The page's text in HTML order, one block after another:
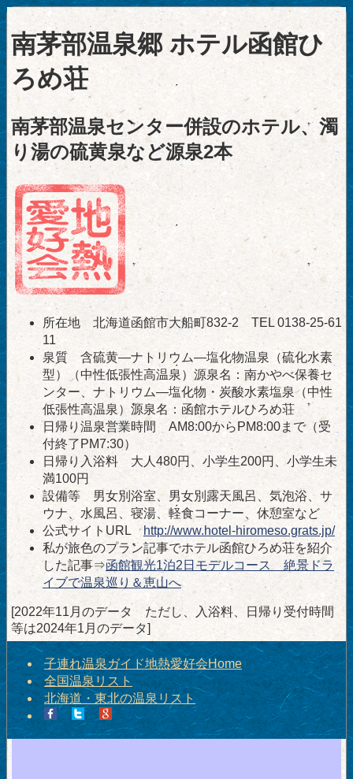
南茅部温泉郷 ホテル函館ひ
ろめ荘
南茅部温泉センター併設のホテル、濁
り湯の硫黄泉など源泉2本
所在地 北海道函館市大船町832-2 TEL 0138-25-61
11
泉質 含硫黄―ナトリウム―塩化物温泉（硫化水素
型）（中性低張性高温泉）源泉名：南かやべ保養セ
ンター、ナトリウム―塩化物・炭酸水素塩泉（中性
低張性高温泉）源泉名：函館ホテルひろめ荘
日帰り温泉営業時間 AM8:00からPM8:00まで（受
付終了PM7:30）
日帰り入浴料 大人480円、小学生200円、小学生未
満100円
設備等 男女別浴室、男女別露天風呂、気泡浴、サ
ウナ、水風呂、寝湯、軽食コーナー、休憩室など
公式サイトURL http://www.hotel-hiromeso.grats.jp/
私が旅色のプラン記事でホテル函館ひろめ荘を紹介
した記事⇒函館観光1泊2日モデルコース 絶景ドラ
イブで温泉巡り＆恵山へ
[2022年11月のデータ ただし、入浴料、日帰り受付時間
等は2024年1月のデータ]
子連れ温泉ガイド地熱愛好会Home
全国温泉リスト
北海道・東北の温泉リスト